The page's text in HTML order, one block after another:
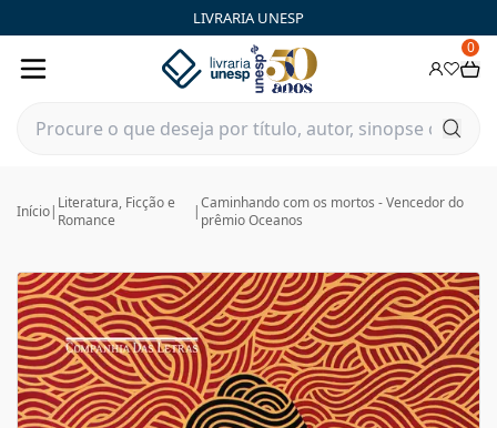
LIVRARIA UNESP
0
Início| Literatura, Ficção e
Romance
|Caminhando com os mortos - Vencedor do
prêmio Oceanos